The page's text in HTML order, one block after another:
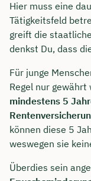
Hier muss eine
Tätigkeitsfeld
greift die staatliche
denkst Du, dass
Für junge
Regel nur
mindestens 5
können diese 5
weswegen sie
Überdies sein